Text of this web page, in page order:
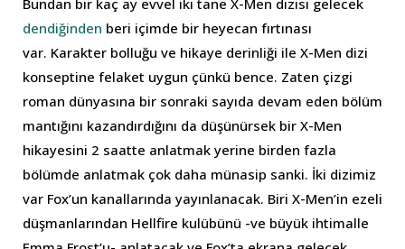
Bundan bir kaç ay evvel iki tane X-Men dizisi gelecek
dendiğinden beri içimde bir heyecan fırtınası
var. Karakter bolluğu ve hikaye derinliği ile X-Men dizi
konseptine felaket uygun çünkü bence. Zaten çizgi
roman dünyasına bir sonraki sayıda devam eden bölüm
mantığını kazandırdığını da düşünürsek bir X-Men
hikayesini 2 saatte anlatmak yerine birden fazla
bölümde anlatmak çok daha münasip sanki. İki dizimiz
var Fox’un kanallarında yayınlanacak. Biri X-Men’in ezeli
düşmanlarından Hellfire kulübünü -ve büyük ihtimalle